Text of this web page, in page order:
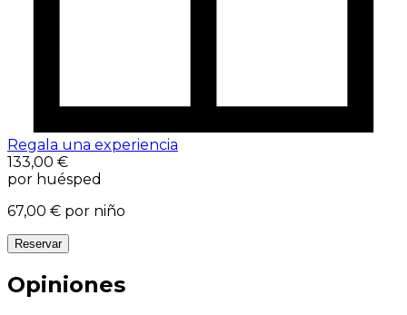
Regala una experiencia
133,00 €
por huésped
67,00 € por niño
Reservar
Opiniones